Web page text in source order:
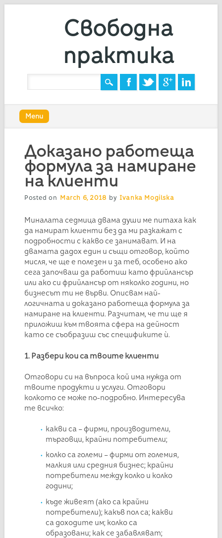
Свободна
практика
Main menu
content
Menu
Доказано работеща
формула за намиране
на клиенти
Posted on March 6, 2018 by Ivanka Mogilska
Миналата седмица двама души ме питаха как
да намират клиенти без да ми разкажат с
подробности с какво се занимават. И на
двамата дадох един и същи отговор, който
мисля, че ще е полезен и за теб, особено ако
сега започваш да работиш като фрийлансър
или ако си фрийлансър от няколко години, но
бизнесът ти не върви. Описвам най-
логичната и доказано работеща формула за
намиране на клиенти. Разчитам, че ти ще я
приложиш към твоята сфера на дейност
като се съобразиш със спецификите ѝ.
1. Разбери кои са твоите клиенти
Отговори си на въпроса кой има нужда от
твоите продукти и услуги. Отговори
колкото се може по-подробно. Интересува
те всичко:
какви са – фирми, производители,
търговци, крайни потребители;
колко са големи – фирми от големия,
малкия или средния бизнес; крайни
потребители между колко и колко
години;
къде живеят (ако са крайни
потребители); какъв пол са; какви
са доходите им; колко са
образовани; как се забавляват;